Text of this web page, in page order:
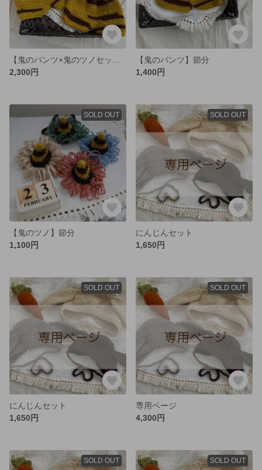
2,300円
【鬼のパンツ】節分
1,400円
SOLD OUT
【鬼のツノ】節分
1,100円
SOLD OUT
にんじんセット
1,650円
SOLD OUT
にんじんセット
1,650円
SOLD OUT
専用ページ
4,300円
SOLD OUT SOLD OUT